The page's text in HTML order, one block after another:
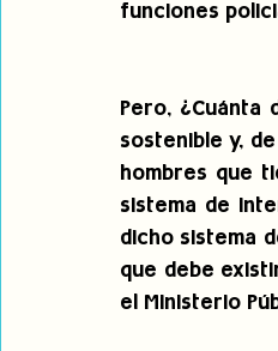
funciones
Pero,
sostenible y,
hombres que
sistema de
dicho sistema
que debe
el Ministerio